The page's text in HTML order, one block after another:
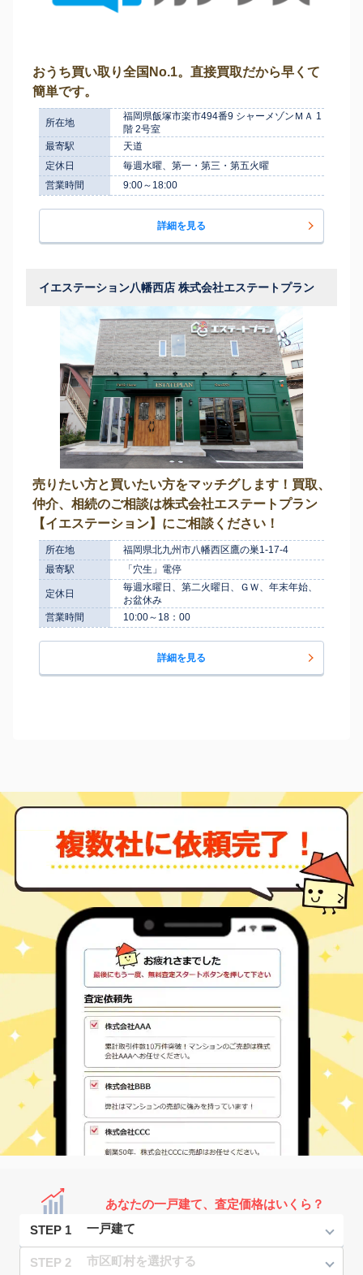
おうち買い取り全国No.1。直接買取だから早くて
簡単です。
所在地
福岡県飯塚市楽市494番9 シャーメゾンＭＡ 1
階 2号室
最寄駅
天道
定休日
毎週水曜、第一・第三・第五火曜
営業時間
9:00～18:00
詳細を見る
イエステーション八幡西店 株式会社エステートプラン
売りたい方と買いたい方をマッチグします！買取、
仲介、相続のご相談は株式会社エステートプラン
【イエステーション】にご相談ください！
所在地
福岡県北九州市八幡西区鷹の巣1-17-4
最寄駅
「穴生」電停
定休日
毎週水曜日、第二火曜日、ＧＷ、年末年始、
お盆休み
営業時間
10:00～18：00
詳細を見る
あなたの一戸建て、査定価格はいくら？
STEP 1
STEP 2